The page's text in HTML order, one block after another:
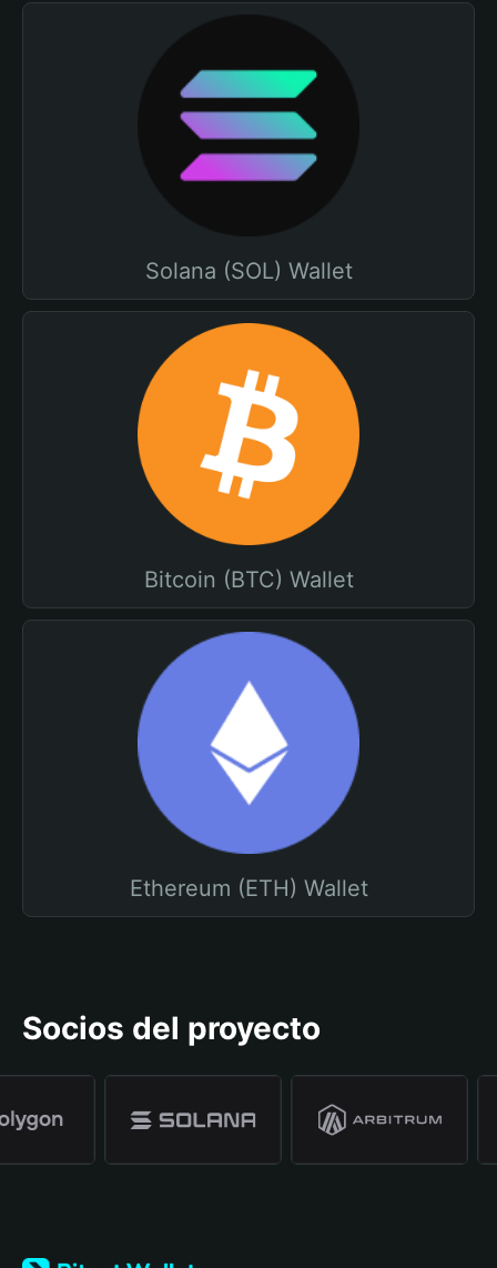
Solana (SOL) Wallet
Bitcoin (BTC) Wallet
Ethereum (ETH) Wallet
Socios del proyecto